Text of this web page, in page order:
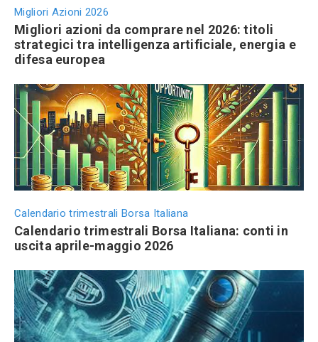
Migliori Azioni 2026
Migliori azioni da comprare nel 2026: titoli
strategici tra intelligenza artificiale, energia e
difesa europea
Calendario trimestrali Borsa Italiana
Calendario trimestrali Borsa Italiana: conti in
uscita aprile-maggio 2026